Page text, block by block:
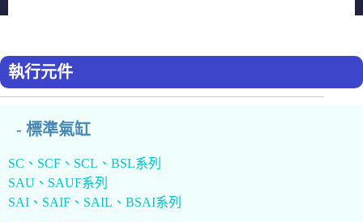
執行元件
- 標準氣缸
SC、SCF、SCL、BSL系列
SAU、SAUF系列
SAI、SAIF、SAIL、BSAI系列